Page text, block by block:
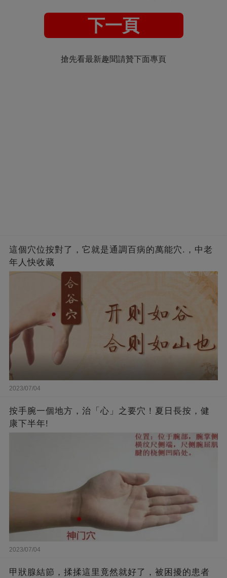
下一頁
搶先看最新趣聞請贊下面專頁
這個穴位按對了，它就是通調百病的萬能穴.，中老
年人快收藏
2023/07/04
按手腕一個地方，治「心」之要穴！夏日長按，健
康下半年!
2023/07/04
甲狀腺結節，揉揉這里竟然就好了，被困擾的患者